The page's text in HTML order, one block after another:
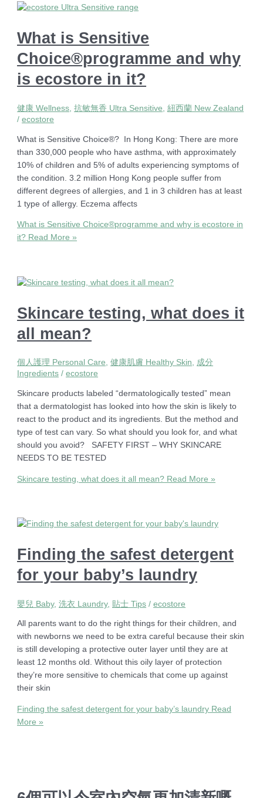
What is Sensitive
Choice®programme and why
is ecostore in it?
健康 Wellness ,抗敏無香 Ultra Sensitive ,紐西蘭 New Zealand
/ecostore
What is Sensitive Choice®? In Hong Kong: There are more
than 330,000 people who have asthma, with approximately
10% of children and 5% of adults experiencing symptoms of
the condition. 3.2 million Hong Kong people suffer from
different degrees of allergies, and 1 in 3 children has at least
1 type of allergy. Eczema affects
What is Sensitive Choice®programme and why is ecostore in
it? Read More »
Skincare testing, what does it
all mean?
個人護理 Personal Care,健康肌膚 Healthy Skin, 成分
Ingredients /ecostore
Skincare products labeled “dermatologically tested” mean
that a dermatologist has looked into how the skin is likely to
react to the product and its ingredients. But the method and
type of test can vary. So what should you look for, and what
should you avoid? SAFETY FIRST – WHY SKINCARE
NEEDS TO BE TESTED
Skincare testing, what does it all mean? Read More »
Finding the safest detergent
for your baby’s laundry
嬰兒 Baby,洗衣 Laundry, 貼士 Tips /ecostore
All parents want to do the right things for their children, and
with newborns we need to be extra careful because their skin
is still developing a protective outer layer until they are at
least 12 months old. Without this oily layer of protection
they’re more sensitive to chemicals that come up against
their skin
Finding the safest detergent for your baby’s laundry Read
More »